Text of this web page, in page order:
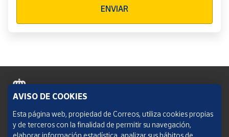
ENVIAR
Política de cookies
Aviso legal
AVISO DE COOKIES
Esta página web, propiedad de Correos, utiliza cookies propias
y de terceros con la finalidad de permitir su navegación,
elaborar información estadística, analizar sus hábitos de